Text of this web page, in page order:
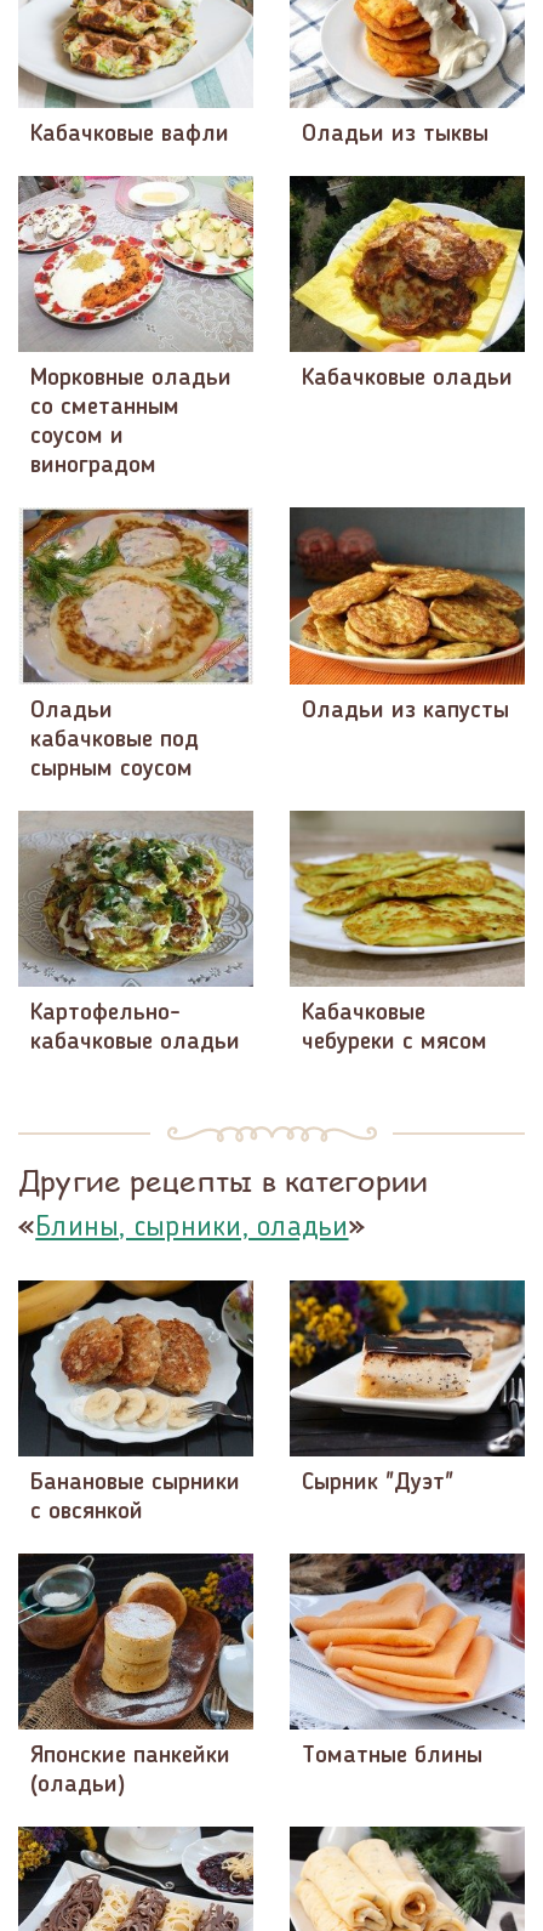
Кабачковые вафли Оладьи из тыквы
Морковные оладьи
со сметанным
соусом и
виноградом
Кабачковые оладьи
Оладьи
кабачковые под
сырным соусом
Оладьи из капусты
Картофельно-
кабачковые оладьи
Кабачковые
чебуреки с мясом
Другие рецепты в категории
«Блины, сырники, оладьи»
Банановые сырники
с овсянкой
Сырник "Дуэт"
Японские панкейки
(оладьи)
Томатные блины